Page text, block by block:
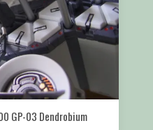
GP-03 Dendrobium